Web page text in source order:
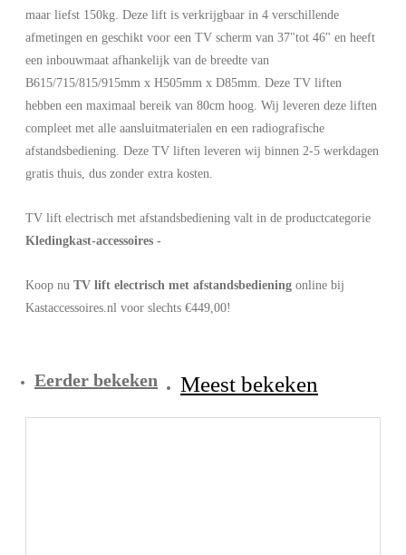
maar liefst 150kg. Deze lift is verkrijgbaar in 4 verschillende
afmetingen en geschikt voor een TV scherm van 37"tot 46" en heeft
een inbouwmaat afhankelijk van de breedte van
B615/715/815/915mm x H505mm x D85mm. Deze TV liften
hebben een maximaal bereik van 80cm hoog. Wij leveren deze liften
compleet met alle aansluitmaterialen en een radiografische
afstandsbediening. Deze TV liften leveren wij binnen 2-5 werkdagen
gratis thuis, dus zonder extra kosten.
TV lift electrisch met afstandsbediening valt in de productcategorie
Kledingkast-accessoires -
Koop nu TV lift electrisch met afstandsbediening online bij
Kastaccessoires.nl voor slechts €449,00!
Eerder bekeken Meest bekeken